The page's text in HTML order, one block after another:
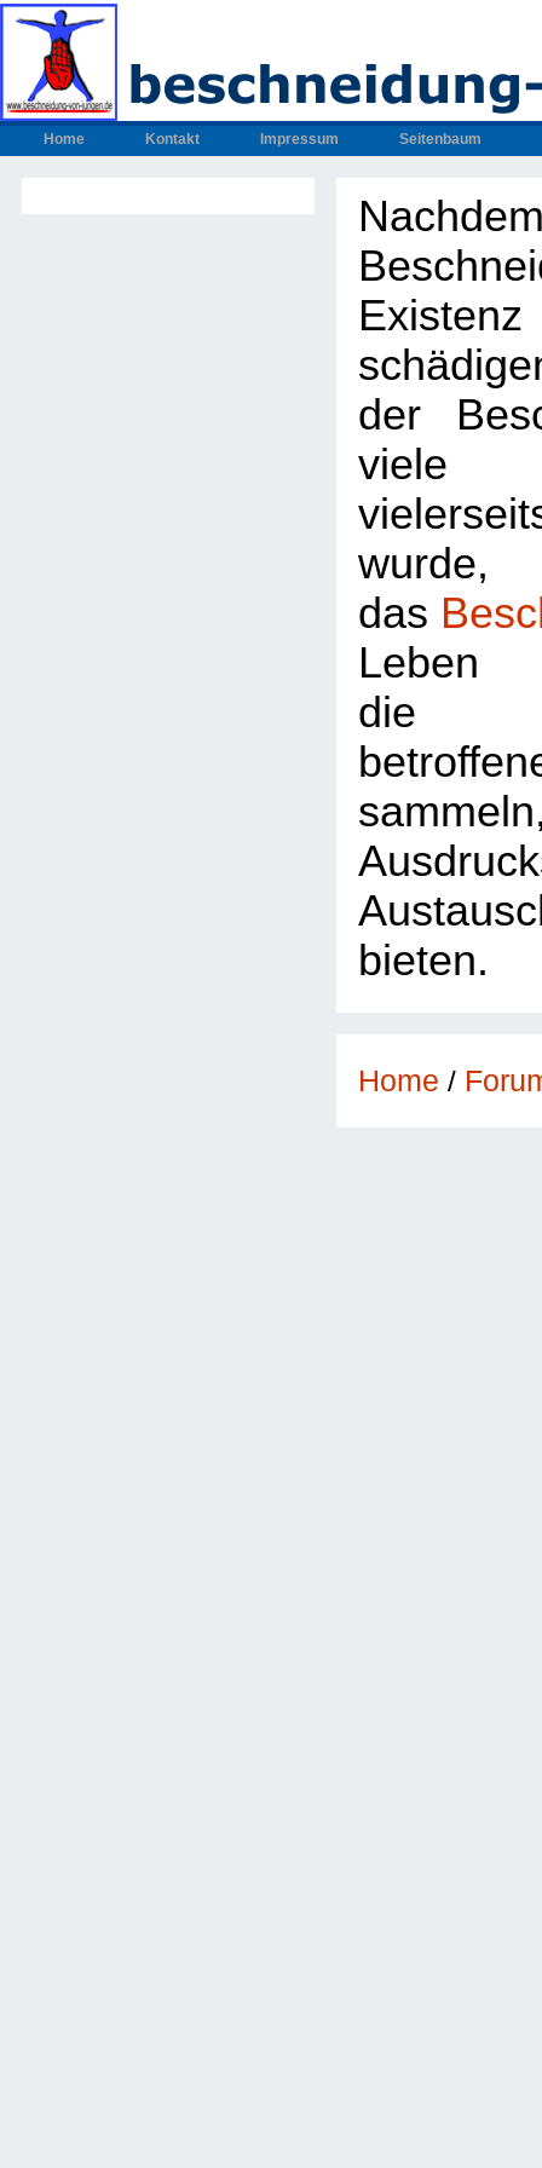
Home Kontakt Impressum Seitenbaum
der
viele
das
Leben
die
bieten.
Home /